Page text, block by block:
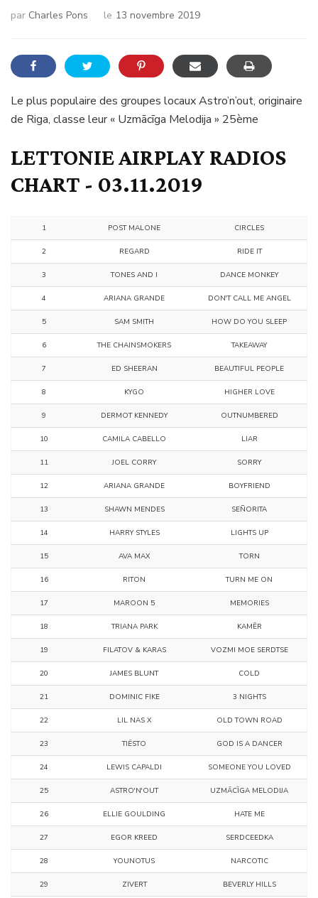
par Charles Pons le 13 novembre 2019
Le plus populaire des groupes locaux Astro’n’out, originaire
de Riga, classe leur « Uzmācīga Melodija » 25ème
LETTONIE AIRPLAY RADIOS
CHART - 03.11.2019
1 POST MALONE CIRCLES
2 REGARD RIDE IT
3 TONES AND I DANCE MONKEY
4 ARIANA GRANDE DON'T CALL ME ANGEL
5 SAM SMITH HOW DO YOU SLEEP
6 THE CHAINSMOKERS TAKEAWAY
7 ED SHEERAN BEAUTIFUL PEOPLE
8 KYGO HIGHER LOVE
9 DERMOT KENNEDY OUTNUMBERED
10 CAMILA CABELLO LIAR
11 JOEL CORRY SORRY
12 ARIANA GRANDE BOYFRIEND
13 SHAWN MENDES SEÑORITA
14 HARRY STYLES LIGHTS UP
15 AVA MAX TORN
16 RITON TURN ME ON
17 MAROON 5 MEMORIES
18 TRIANA PARK KAMĒR
19 FILATOV & KARAS VOZMI МOE SЕRDTSЕ
20 JAMES BLUNT COLD
21 DOMINIC FIKE 3 NIGHTS
22 LIL NAS X OLD TOWN ROAD
23 TIËSTO GOD IS A DANCER
24 LEWIS CAPALDI SOMEONE YOU LOVED
25 ASTRO'N'OUT UZMĀCĪGA MELODIJA
26 ELLIE GOULDING HATE ME
27 EGOR KREED SЕRDCЕЕDKА
28 YOUNOTUS NARCOTIC
29 ZIVERT BEVERLY HILLS